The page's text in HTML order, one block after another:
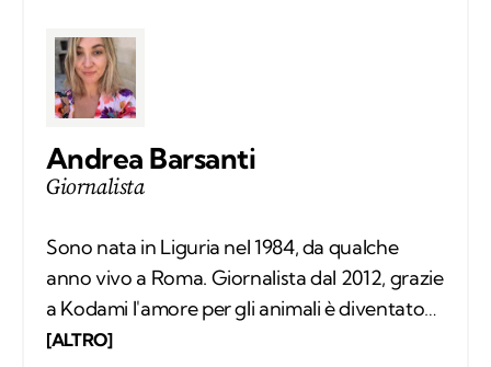
Andrea Barsanti
Giornalista
Sono nata in Liguria nel 1984, da qualche
anno vivo a Roma. Giornalista dal 2012, grazie
a Kodami l'amore per gli animali è diventato
un lavoro attraverso cui provo a fare la
[ALTRO]